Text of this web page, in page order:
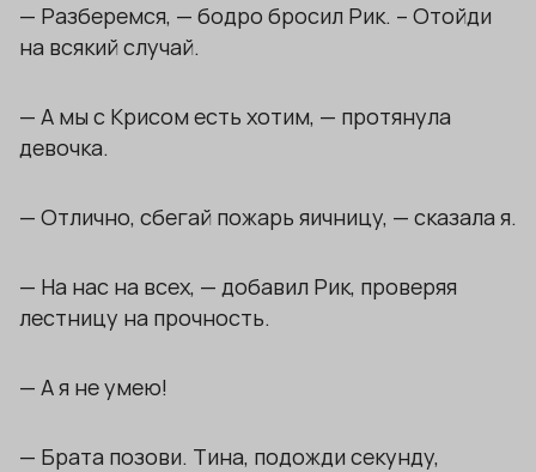
— Разберемся, — бодро бросил Рик. – Отойди
на всякий случай.
— А мы с Крисом есть хотим, — протянула
девочка.
— Отлично, сбегай пожарь яичницу, — сказала я.
— На нас на всех, — добавил Рик, проверяя
лестницу на прочность.
— А я не умею!
— Брата позови. Тина, подожди секунду,